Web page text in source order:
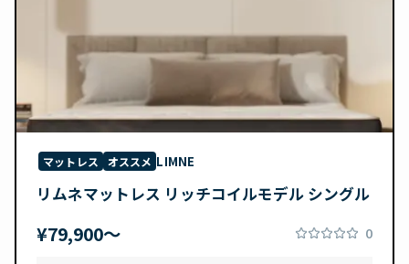
マットレス オススメ LIMNE
リムネマットレス リッチコイルモデル シングル
¥79,900〜 0